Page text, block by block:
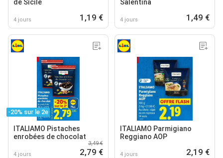
de Sicile
4 jours 1,19 €
Salentina
4 jours 1,49 €
-20% sur le 2e
ITALIAMO Pistaches
enrobées de chocolat
4 jours
3,49 €
2,79 €
ITALIAMO Parmigiano
Reggiano AOP
4 jours 2,19 €